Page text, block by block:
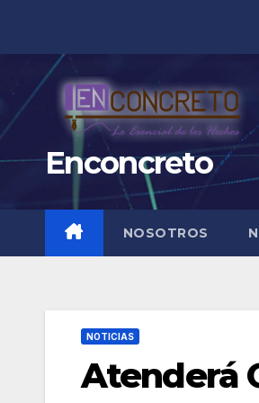
contenido
Enconcreto
NOSOTROS
NOTICIAS
Atenderá